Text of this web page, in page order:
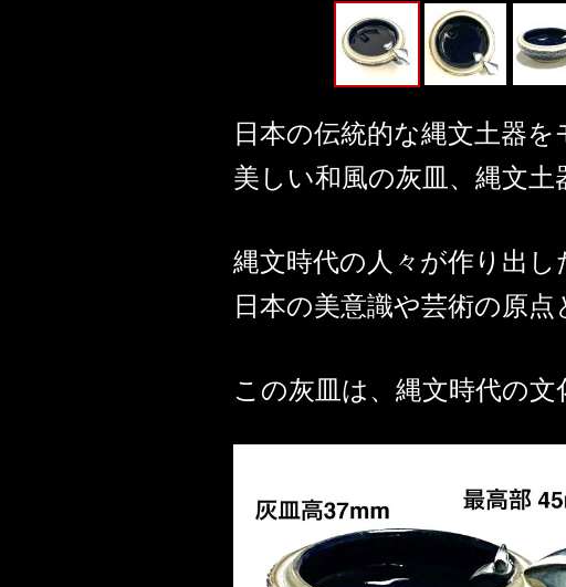
日本の伝統的な縄文土器を
美しい和風の灰皿、縄文土
縄文時代の人々が作り出し
日本の美意識や芸術の原点
この灰皿は、縄文時代の